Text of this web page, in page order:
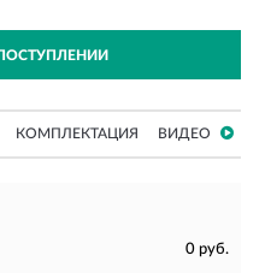
КОМПЛЕКТАЦИЯ ВИДЕО
0 руб.